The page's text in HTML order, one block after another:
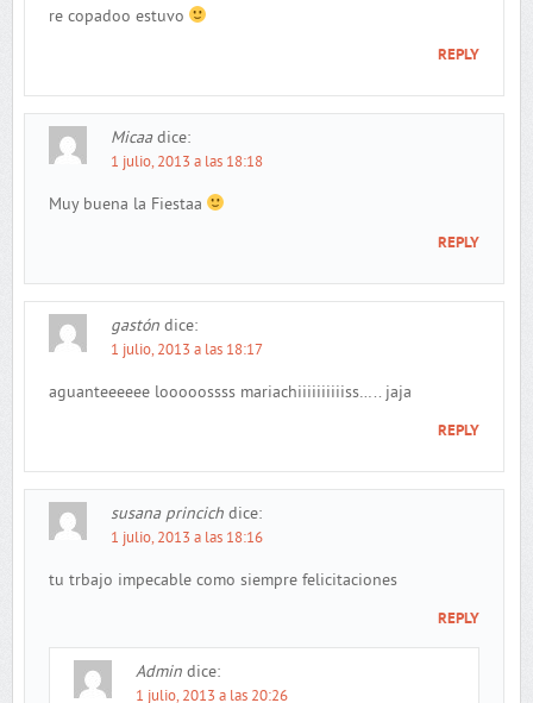
re copadoo estuvo
REPLY
Micaa dice:
1 julio, 2013 a las 18:18
Muy buena la Fiestaa
REPLY
gastón dice:
1 julio, 2013 a las 18:17
aguanteeeeee looooossss mariachiiiiiiiiiiss….. jaja
REPLY
susana princich dice:
1 julio, 2013 a las 18:16
tu trbajo impecable como siempre felicitaciones
REPLY
Admin dice:
1 julio, 2013 a las 20:26